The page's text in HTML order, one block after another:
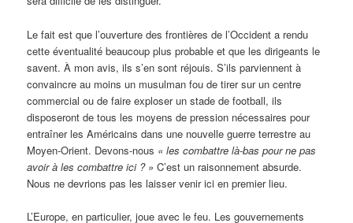
Le fait est que l’ouverture des frontières de l’Occident a rendu
cette éventualité beaucoup plus probable et que les dirigeants le
savent. À mon avis, ils s’en sont réjouis. S’ils parviennent à
convaincre au moins un musulman fou de tirer sur un centre
commercial ou de faire exploser un stade de football, ils
disposeront de tous les moyens de pression nécessaires pour
entraîner les Américains dans une nouvelle guerre terrestre au
Moyen-Orient. Devons-nous « les combattre là-bas pour ne pas
avoir à les combattre ici ? » C’est un raisonnement absurde.
Nous ne devrions pas les laisser venir ici en premier lieu.
L’Europe, en particulier, joue avec le feu. Les gouvernements